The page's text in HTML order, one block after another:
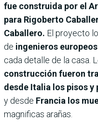
fue construida por el
para Rigoberto
Caballero. El proyecto
de ingenieros
cada detalle de la casa.
construcción fueron
desde Italia los pisos y
y desde Francia los
magnificas arañas.